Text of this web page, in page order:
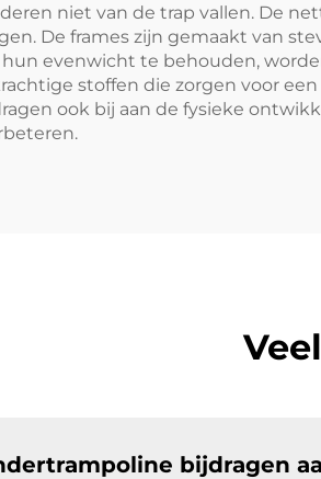
niet van de trap vallen. De
De frames zijn gemaakt van
evenwicht te behouden,
stoffen die zorgen voor
ook bij aan de fysieke
bijdragen